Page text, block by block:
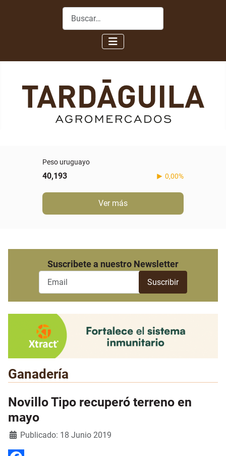
Buscar
Peso uruguayo
40,193 0,00%
Ver más
Suscribete a nuestro Newsletter
Ganadería
Novillo Tipo recuperó terreno en
mayo
Detalles
Publicado: 18 Junio 2019